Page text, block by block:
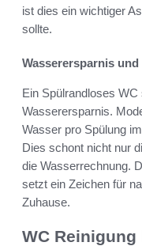
ist dies ein wichtiger
sollte.
Wasserersparnis
Ein Spülrandloses
Wasserersparnis.
Wasser pro Spülung
Dies schont nicht nur
die Wasserrechnung.
setzt ein Zeichen für
Zuhause.
WC